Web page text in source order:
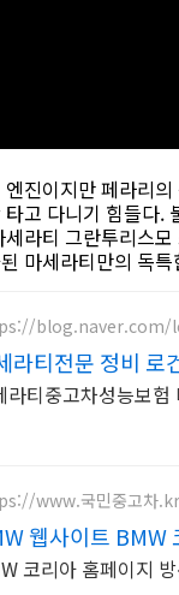
진이지만 페라리
타고 다니기 힘들다.
세라티 그란투리스
마세라티만의 독
blog.naver.com/
라티전문 정비 로
라티중고차성능보
www.국민중고차.kr
웹사이트 BMW
코리아 홈페이지